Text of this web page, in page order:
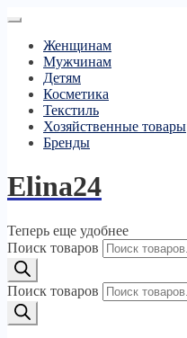
Женщинам
Мужчинам
Детям
Косметика
Текстиль
Хозяйственные товары
Бренды
Elina24
Теперь еще удобнее
Поиск товаров
Поиск товаров